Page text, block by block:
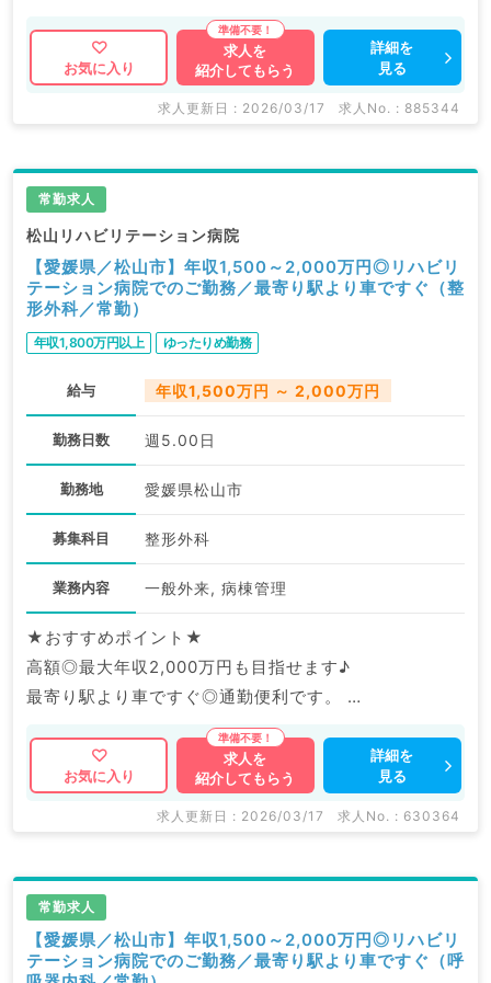
マイナビDOCTORでは病院やクリニックなどの医療機
関求人はもちろんのこと、
掲載情報以外にも産業医等の企業系求人も多数扱ってい
求人内容の詳細等はお気軽にお問合せ下さい。
お気に入り
求人を
紹介してもらう
詳細を
見る
求人更新日 : 2026/03/17 求人No. : 885344
常勤求人
松山リハビリテーション病院
【愛媛県／松山市】年収1,500～2,000万円◎リハビリ
テーション病院でのご勤務／最寄り駅より車ですぐ（整
形外科／常勤）
年収1,800万円以上 ゆったりめ勤務
給与 年収1,500万円 ～ 2,000万円
勤務日数 週5.00日
勤務地 愛媛県松山市
募集科目 整形外科
業務内容 一般外来, 病棟管理
★おすすめポイント★
高額◎最大年収2,000万円も目指せます♪
最寄り駅より車ですぐ◎通勤便利です。
マイナビDOCTORでは病院やクリニックなどの医療機
関求人はもちろんのこと、
掲載情報以外にも産業医等の企業系求人も多数扱ってい
求人内容の詳細等はお気軽にお問合せ下さい。
お気に入り
求人を
紹介してもらう
詳細を
見る
求人更新日 : 2026/03/17 求人No. : 630364
常勤求人
【愛媛県／松山市】年収1,500～2,000万円◎リハビリ
テーション病院でのご勤務／最寄り駅より車ですぐ（呼